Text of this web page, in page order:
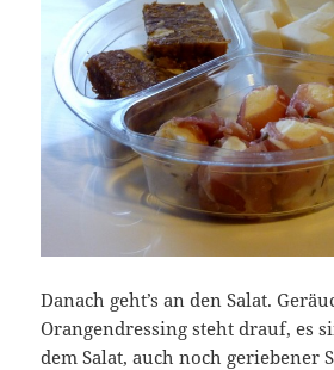
Danach geht’s an den Salat.
Orangendressing steht drauf, es
dem Salat, auch noch geriebener